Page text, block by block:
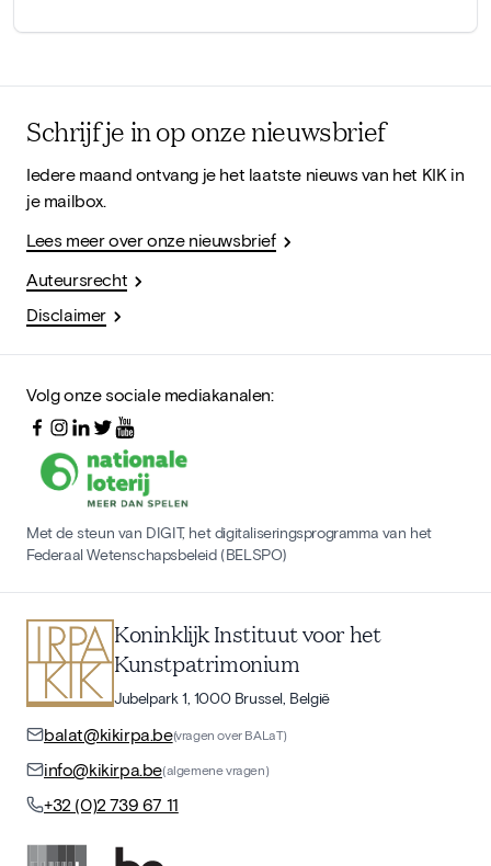
Schrijf je in op onze nieuwsbrief
Iedere maand ontvang je het laatste nieuws van het KIK in
je mailbox.
Lees meer over onze nieuwsbrief
Auteursrecht
Disclaimer
Volg onze sociale mediakanalen:
Met de steun van DIGIT, het digitaliseringsprogramma van het
Federaal Wetenschapsbeleid (BELSPO)
Koninklijk Instituut voor het
Kunstpatrimonium
Jubelpark 1, 1000 Brussel, België
balat@kikirpa.be(vragen over BALaT)
info@kikirpa.be(algemene vragen)
+32 (0)2 739 67 11